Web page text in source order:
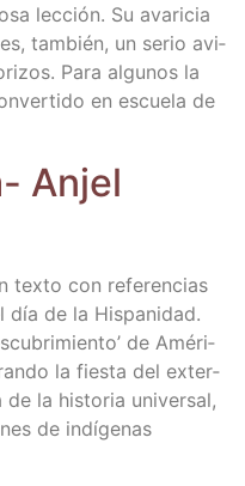
lec­ción. Su ava­ri­cia
tam­bién, un serio avi­
Para algu­nos la
en escue­la de
Anjel
tex­to con refe­ren­cias
día de la His­pa­ni­dad.
de Amé­ri­
la fies­ta del exter­
la his­to­ria uni­ver­sal,
de indí­ge­nas